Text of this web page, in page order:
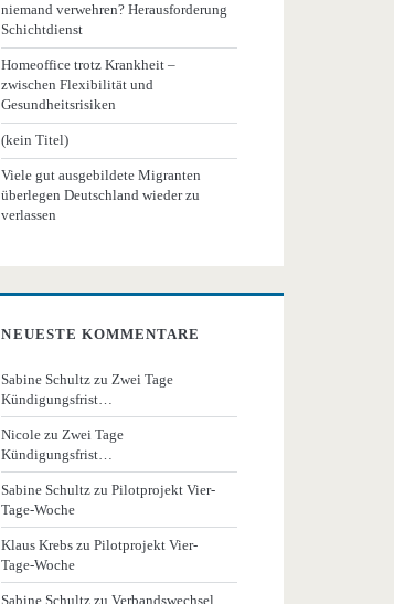
niemand verwehren? Herausforderung
Schichtdienst
Homeoffice trotz Krankheit –
zwischen Flexibilität und
Gesundheitsrisiken
(kein Titel)
Viele gut ausgebildete Migranten
überlegen Deutschland wieder zu
verlassen
NEUESTE KOMMENTARE
Sabine Schultz zu Zwei Tage
Kündigungsfrist…
Nicole zu Zwei Tage
Kündigungsfrist…
Sabine Schultz zuPilotprojekt Vier-
Tage-Woche
Klaus Krebs zuPilotprojekt Vier-
Tage-Woche
Sabine Schultz zuVerbandswechsel